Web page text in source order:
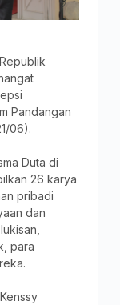
Pandangan
06).
Duta di
26 karya
pribadi
dan
para